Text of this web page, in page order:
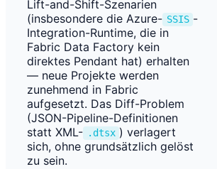
Lift-and-Shift-Szenarien
(insbesondere die Azure- SSIS -
Integration-Runtime, die in
Fabric Data Factory kein
direktes Pendant hat) erhalten
— neue Projekte werden
zunehmend in Fabric
aufgesetzt. Das Diff-Problem
(JSON-Pipeline-Definitionen
statt XML- .dtsx ) verlagert
sich, ohne grundsätzlich gelöst
zu sein.